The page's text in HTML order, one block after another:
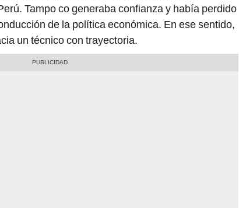
Tampo co generaba confianza y había perdido
de la política económica. En ese sentido,
un técnico con trayectoria.